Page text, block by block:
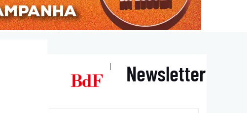
| Newsletter